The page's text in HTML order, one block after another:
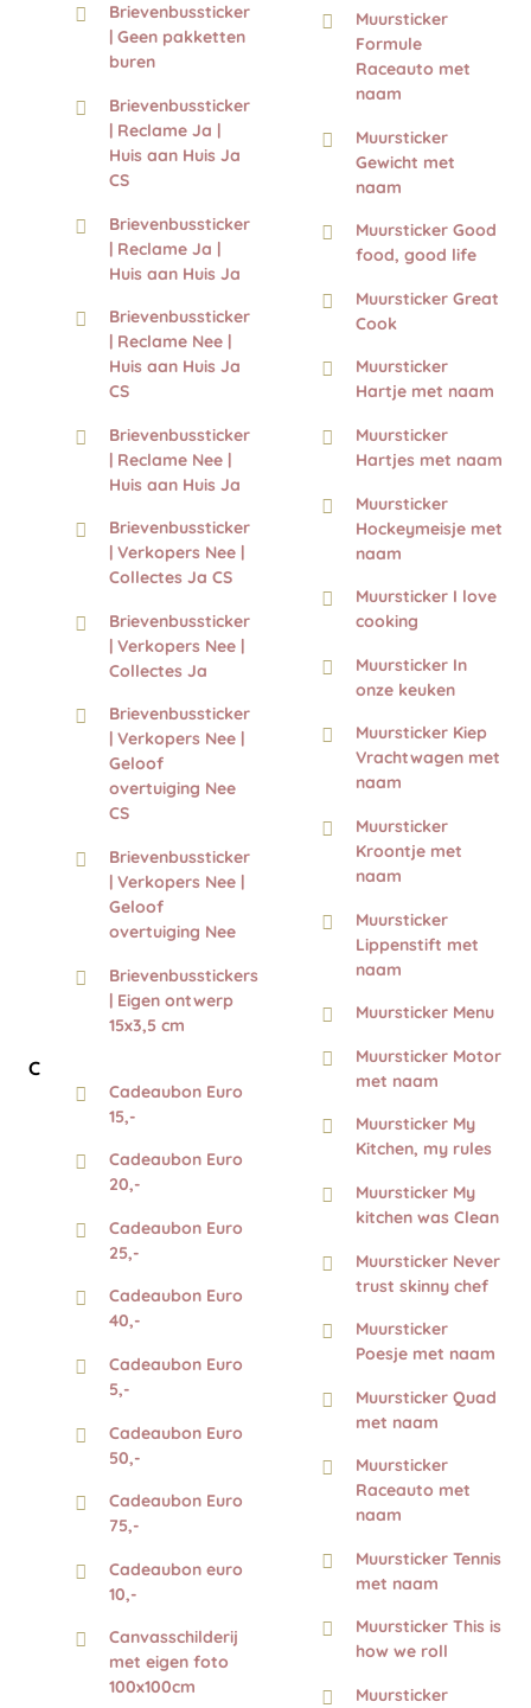
Brievenbussticker
| Geen pakketten
buren
Brievenbussticker
| Reclame Ja |
Huis aan Huis Ja
CS
Brievenbussticker
| Reclame Ja |
Huis aan Huis Ja
Brievenbussticker
| Reclame Nee |
Huis aan Huis Ja
CS
Brievenbussticker
| Reclame Nee |
Huis aan Huis Ja
Brievenbussticker
| Verkopers Nee |
Collectes Ja CS
Brievenbussticker
| Verkopers Nee |
Collectes Ja
Brievenbussticker
| Verkopers Nee |
Geloof
overtuiging Nee
CS
Brievenbussticker
| Verkopers Nee |
Geloof
overtuiging Nee
Brievenbusstickers
| Eigen ontwerp
15x3,5 cm
C
Cadeaubon Euro
15,-
Cadeaubon Euro
20,-
Cadeaubon Euro
25,-
Cadeaubon Euro
40,-
Cadeaubon Euro
5,-
Cadeaubon Euro
50,-
Cadeaubon Euro
75,-
Cadeaubon euro
10,-
Canvasschilderij
met eigen foto
100x100cm
Muursticker
Formule
Raceauto met
naam
Muursticker
Gewicht met
naam
Muursticker Good
food, good life
Muursticker Great
Cook
Muursticker
Hartje met naam
Muursticker
Hartjes met naam
Muursticker
Hockeymeisje met
naam
Muursticker I love
cooking
Muursticker In
onze keuken
Muursticker Kiep
Vrachtwagen met
naam
Muursticker
Kroontje met
naam
Muursticker
Lippenstift met
naam
Muursticker Menu
Muursticker Motor
met naam
Muursticker My
Kitchen, my rules
Muursticker My
kitchen was Clean
Muursticker Never
trust skinny chef
Muursticker
Poesje met naam
Muursticker Quad
met naam
Muursticker
Raceauto met
naam
Muursticker Tennis
met naam
Muursticker This is
how we roll
Muursticker